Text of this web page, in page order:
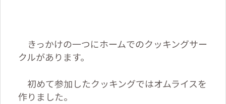
きっかけの一つにホームでのクッキングサー
クルがあります。
初めて参加したクッキングではオムライスを
作りました。